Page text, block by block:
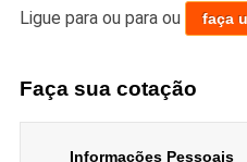
Ligue para ou para ou faça
Faça sua cotação
Informações Pessoais